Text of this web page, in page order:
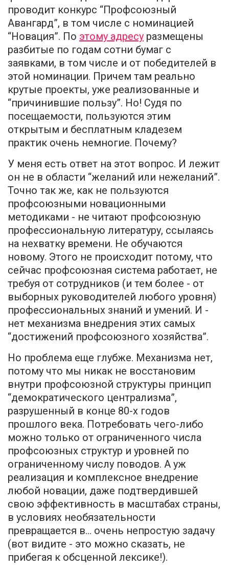
проводит конкурс “Профсоюзный
Авангард”, в том числе с номинацией
“Новация”. По этому адресу размещены
разбитые по годам сотни бумаг с
заявками, в том числе и от победителей в
этой номинации. Причем там реально
крутые проекты, уже реализованные и
“причинившие пользу”. Но! Судя по
посещаемости, пользуются этим
открытым и бесплатным кладезем
практик очень немногие. Почему?
У меня есть ответ на этот вопрос. И лежит
он не в области “желаний или нежеланий”.
Точно так же, как не пользуются
профсоюзными новационными
методиками - не читают профсоюзную
профессиональную литературу, ссылаясь
на нехватку времени. Не обучаются
новому. Этого не происходит потому, что
сейчас профсоюзная система работает, не
требуя от сотрудников (и тем более - от
выборных руководителей любого уровня)
профессиональных знаний и умений. И -
нет механизма внедрения этих самых
“достижений профсоюзного хозяйства”.
Но проблема еще глубже. Механизма нет,
потому что мы никак не восстановим
внутри профсоюзной структуры принцип
“демократического централизма”,
разрушенный в конце 80-х годов
прошлого века. Потребовать чего-либо
можно только от ограниченного числа
профсоюзных структур и уровней по
ограниченному числу поводов. А уж
реализация и комплексное внедрение
любой новации, даже подтвердившей
свою эффективность в масштабах страны,
в условиях необязательности
превращается в… очень непростую задачу
(вот видите - это можно сказать, не
прибегая к обсценной лексике!).